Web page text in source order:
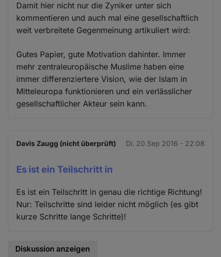
Damit hier nicht nur die Zyniker unter sich
kommentieren und auch mal eine gesellschaftlich
weit verbreitete Gegenmeinung artikuliert wird:
Gutes Papier, gute Motivation dahinter. Immer
mehr zentraleuropäische Muslime haben eine
immer differenziertere Vision, wie der Islam in
Mitteleuropa funktionieren und ein verlässlicher
gesellschaftlicher Akteur sein kann.
Davis Zaugg (nicht überprüft) Di. 20 Sep 2016 - 22:08
Es ist ein Teilschritt in
Es ist ein Teilschritt in genau die richtige Richtung!
Nur: Teilschritte sind leider nicht möglich (es gibt
kurze Schritte lange Schritte)!
Diskussion anzeigen